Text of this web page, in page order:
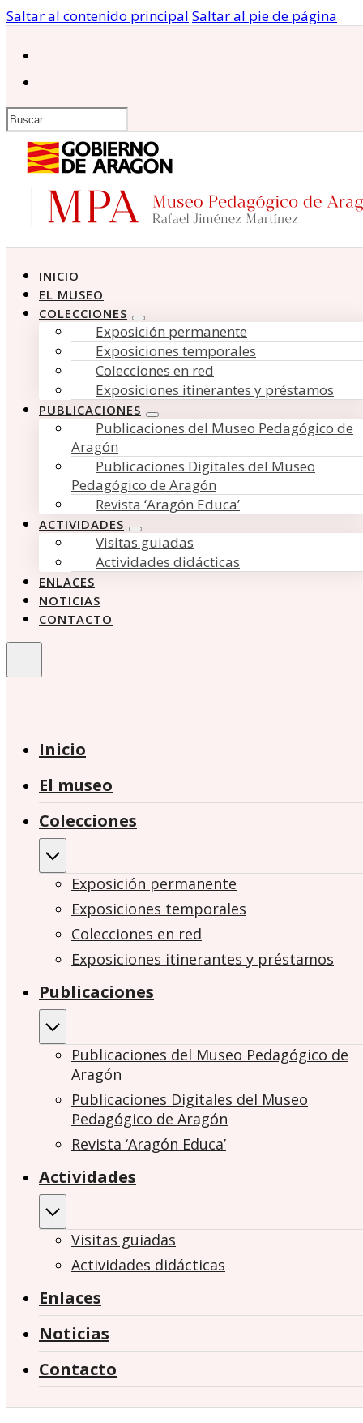
Saltar al contenido principal Saltar al pie de página
Buscar
INICIO
EL MUSEO
COLECCIONES
Exposición permanente
Exposiciones temporales
Colecciones en red
Exposiciones itinerantes y préstamos
PUBLICACIONES
Publicaciones del Museo Pedagógico de
Aragón
Publicaciones Digitales del Museo
Pedagógico de Aragón
Revista ‘Aragón Educa’
ACTIVIDADES
Visitas guiadas
Actividades didácticas
ENLACES
NOTICIAS
CONTACTO
Inicio
El museo
Colecciones
Exposición permanente
Exposiciones temporales
Colecciones en red
Exposiciones itinerantes y préstamos
Publicaciones
Publicaciones del Museo Pedagógico de
Aragón
Publicaciones Digitales del Museo
Pedagógico de Aragón
Revista ‘Aragón Educa’
Actividades
Visitas guiadas
Actividades didácticas
Enlaces
Noticias
Contacto